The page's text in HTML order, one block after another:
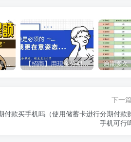
【农行】农行曲线提额，彻底告别“500党” 【招商】用现金分期提额，额度直上6万
下一
付款买手机吗（使用储蓄卡进行分期付款
手机可行